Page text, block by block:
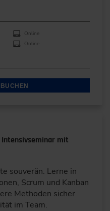
Online
Online
mit
souverän. Lerne in
Scrum und Kanban
Methoden sicher
im Team.